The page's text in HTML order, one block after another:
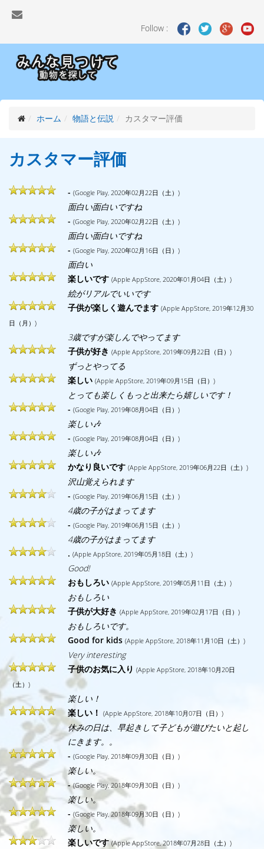
Follow :
ホーム 物語と伝説 カスタマー評価
カスタマー評価
- (Google Play, 2020年02月22日（土）)
面白い面白いですね
- (Google Play, 2020年02月22日（土）)
面白い面白いですね
- (Google Play, 2020年02月16日（日）)
面白い
楽しいです (Apple AppStore, 2020年01月04日（土）)
絵がリアルでいいです
子供が楽しく遊んでます (Apple AppStore, 2019年12月30
日（月）)
3歳ですが楽しんでやってます
子供が好き (Apple AppStore, 2019年09月22日（日）)
ずっとやってる
楽しい (Apple AppStore, 2019年09月15日（日）)
とっても楽しくもっと出来たら嬉しいです！
- (Google Play, 2019年08月04日（日）)
楽しい🎶
- (Google Play, 2019年08月04日（日）)
楽しい🎶
かなり良いです (Apple AppStore, 2019年06月22日（土）)
沢山覚えられます
- (Google Play, 2019年06月15日（土）)
4歳の子がはまってます
- (Google Play, 2019年06月15日（土）)
4歳の子がはまってます
. (Apple AppStore, 2019年05月18日（土）)
Good!
おもしろい (Apple AppStore, 2019年05月11日（土）)
おもしろい
子供が大好き (Apple AppStore, 2019年02月17日（日）)
おもしろいです。
Good for kids (Apple AppStore, 2018年11月10日（土）)
Very interesting
子供のお気に入り (Apple AppStore, 2018年10月20日
（土）)
楽しい！
楽しい！ (Apple AppStore, 2018年10月07日（日）)
休みの日は、早起きして子どもが遊びたいと起し
にきます。。
- (Google Play, 2018年09月30日（日）)
楽しい。
-(Google Play, 2018年09月30日（日）)
楽しい。
- (Google Play, 2018年09月30日（日）)
楽しい。
楽しいです (Apple AppStore, 2018年07月28日（土）)